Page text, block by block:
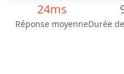
24ms
Réponse moyenneDurée